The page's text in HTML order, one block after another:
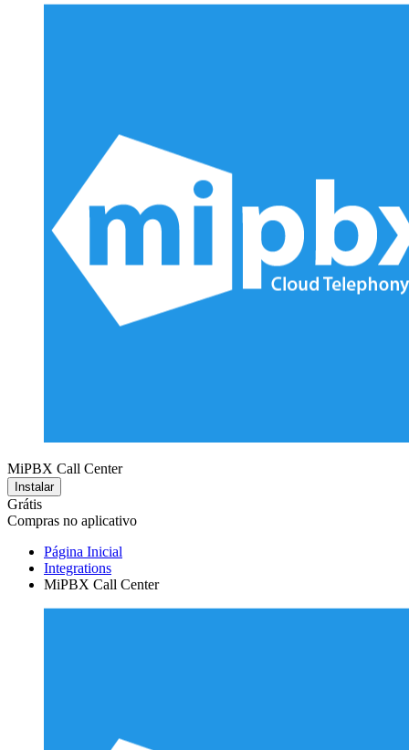
MiPBX Call Center
Instalar
Grátis
Compras no aplicativo
Página Inicial
Integrations
MiPBX Call Center